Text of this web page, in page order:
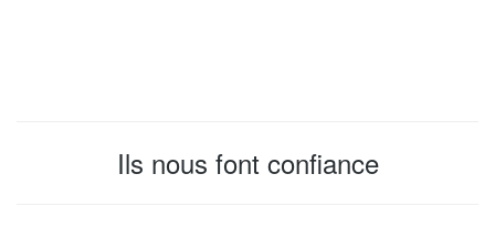
Ils nous font confiance